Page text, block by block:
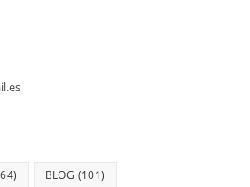
BLOG (101)